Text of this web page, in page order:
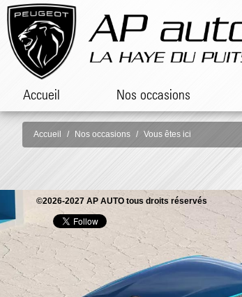
Accueil Nos occasions
Accueil Nos occasions Vous êtes ici
©2026-2027 AP AUTO tous droits réservés